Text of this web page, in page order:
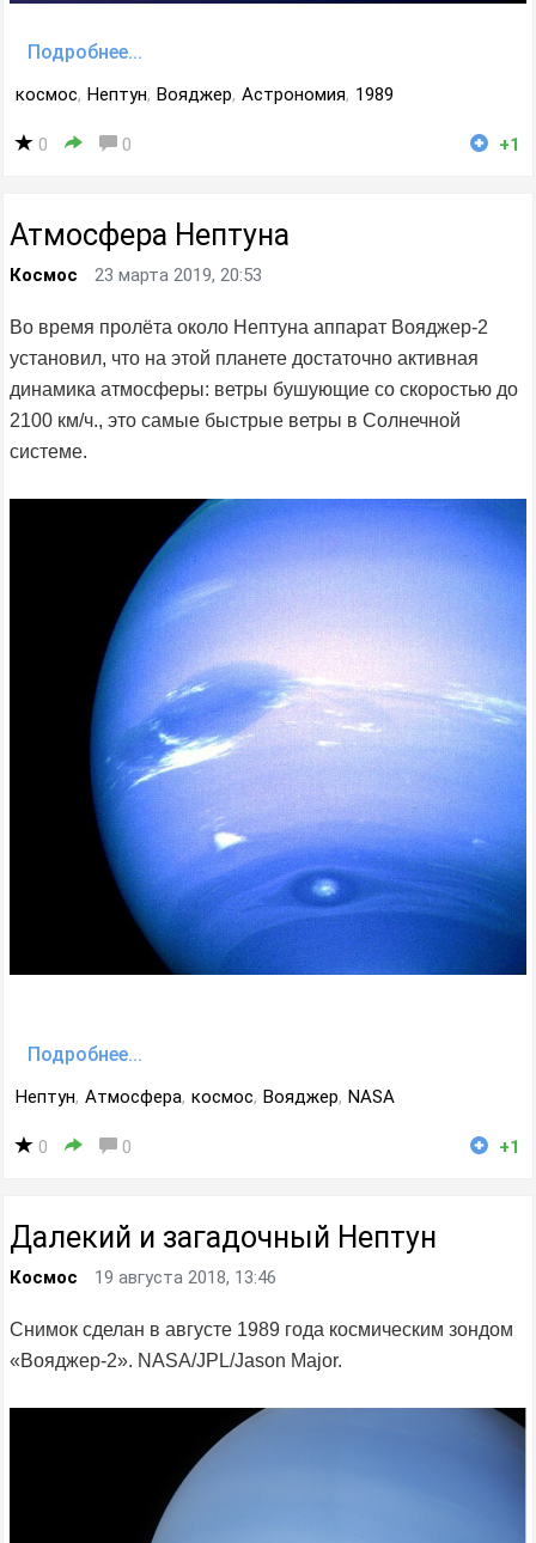
Подробнее...
космос, Нептун, Вояджер, Астрономия, 1989
0 0 +1
Атмосфера Нептуна
Космос 23 марта 2019, 20:53
Во время пролёта около Нептуна аппарат Вояджер-2
установил, что на этой планете достаточно активная
динамика атмосферы: ветры бушующие со скоростью до
2100 км/ч., это самые быстрые ветры в Солнечной
системе.
Подробнее...
Нептун, Атмосфера, космос, Вояджер, NASA
0 0 +1
Далекий и загадочный Нептун
Космос 19 августа 2018, 13:46
Снимок сделан в августе 1989 года космическим зондом
«Вояджер-2». NASA/JPL/Jason Major.